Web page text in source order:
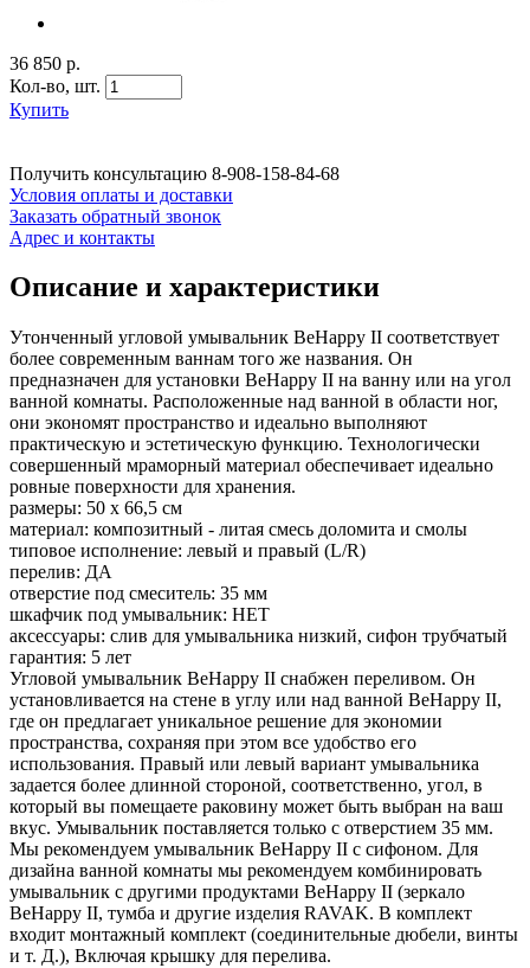
36 850 р.
Кол-во, шт.
Купить
Получить консультацию 8-908-158-84-68
Условия оплаты и доставки
Заказать обратный звонок
Адрес и контакты
Описание и характеристики
Утонченный угловой умывальник BeHappy II соответствует
более современным ваннам того же названия. Он
предназначен для установки BeHappy II на ванну или на угол
ванной комнаты. Расположенные над ванной в области ног,
они экономят пространство и идеально выполняют
практическую и эстетическую функцию. Технологически
совершенный мраморный материал обеспечивает идеально
ровные поверхности для хранения.
размеры: 50 x 66,5 см
материал: композитный - литая смесь доломита и смолы
типовое исполнение: левый и правый (L/R)
перелив: ДА
отверстие под смеситель: 35 мм
шкафчик под умывальник: НЕТ
аксессуары: слив для умывальника низкий, сифон трубчатый
гарантия: 5 лет
Угловой умывальник BeHappy II снабжен переливом. Он
установливается на стене в углу или над ванной BeHappy II,
где он предлагает уникальное решение для экономии
пространства, сохраняя при этом все удобство его
использования. Правый или левый вариант умывальника
задается более длинной стороной, соответственно, угол, в
который вы помещаете раковину может быть выбран на ваш
вкус. Умывальник поставляется только с отверстием 35 мм.
Мы рекомендуем умывальник BeHappy II с сифоном. Для
дизайна ванной комнаты мы рекомендуем комбинировать
умывальник с другими продуктами BeHappy II (зеркало
BeHappy II, тумба и другие изделия RAVAK. В комплект
входит монтажный комплект (соединительные дюбели, винты
и т. Д.), Включая крышку для перелива.